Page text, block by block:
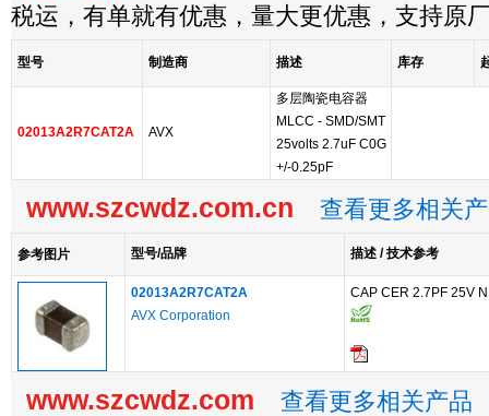
税运，有单就有优惠，量大更优惠，支持原
型号 制造商 描述 库存
02013A2R7CAT2A AVX
多层陶瓷电容器
MLCC - SMD/SMT
25volts 2.7uF C0G
+/-0.25pF
www.szcwdz.com.cn 查看更多相关
参考图片 型号/品牌 描述 / 技术参考
02013A2R7CAT2A
AVX Corporation
CAP CER 2.7PF 25V
www.szcwdz.com 查看更多相关产品